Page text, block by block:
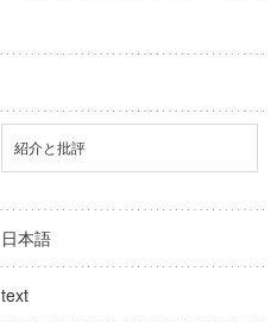
紹介と批評
日本語
text